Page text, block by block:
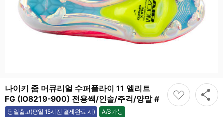
나이키 줌 머큐리얼 수퍼플라이 11 엘리트
FG (IO8219-900) 전용쌕/인솔/주걱/양말 #
당일출고(평일 15시전 결제완료 시) A/S 가능
가능